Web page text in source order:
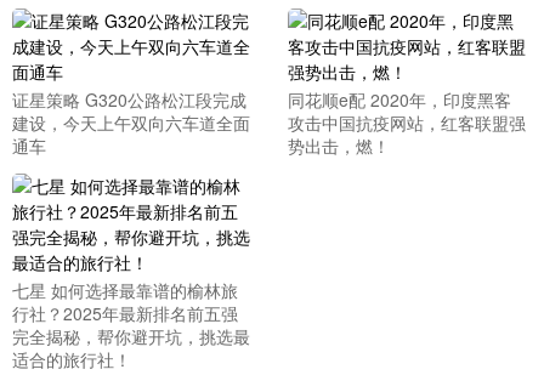
证星策略 G320公路松江段完成
建设，今天上午双向六车道全面
通车
同花顺e配 2020年，印度黑客
攻击中国抗疫网站，红客联盟强
势出击，燃！
七星 如何选择最靠谱的榆林旅
行社？2025年最新排名前五强
完全揭秘，帮你避开坑，挑选最
适合的旅行社！